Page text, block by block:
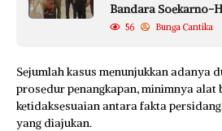
Bandara Soekarno-
56 Bunga Cantika
Sejumlah kasus menunjukkan adanya
prosedur penangkapan, minimnya alat
ketidaksesuaian antara fakta
yang diajukan.